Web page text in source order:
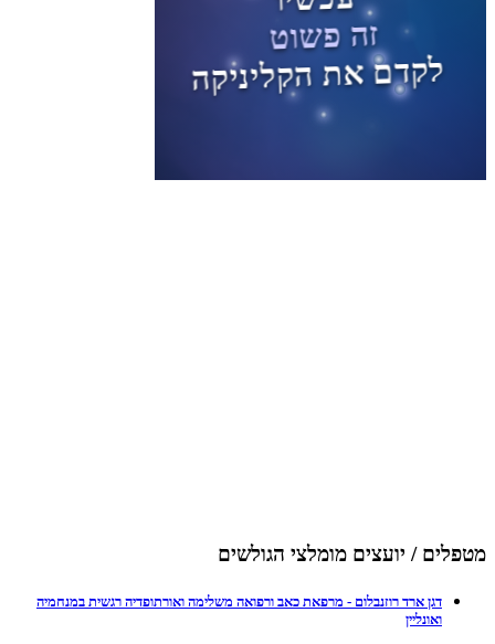
מטפלים / יועצים מומלצי הגולשים
דגן ארד רוזנבלום - מרפאת כאב ורפואה משלימה ואורתופדיה רגשית במנחמיה
ואונליין